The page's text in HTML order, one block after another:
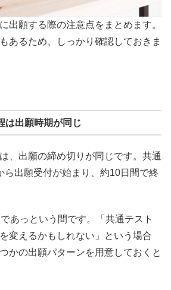
出願する際の注意点をまとめます。
あるため、しっかり確認しておきま
は出願時期が同じ
、出願の締め切りが同じです。共通
ら出願受付が始まり、約10日間で終
あっという間です。「共通テスト
変えるかもしれない」という場合
かの出願パターンを用意しておくと